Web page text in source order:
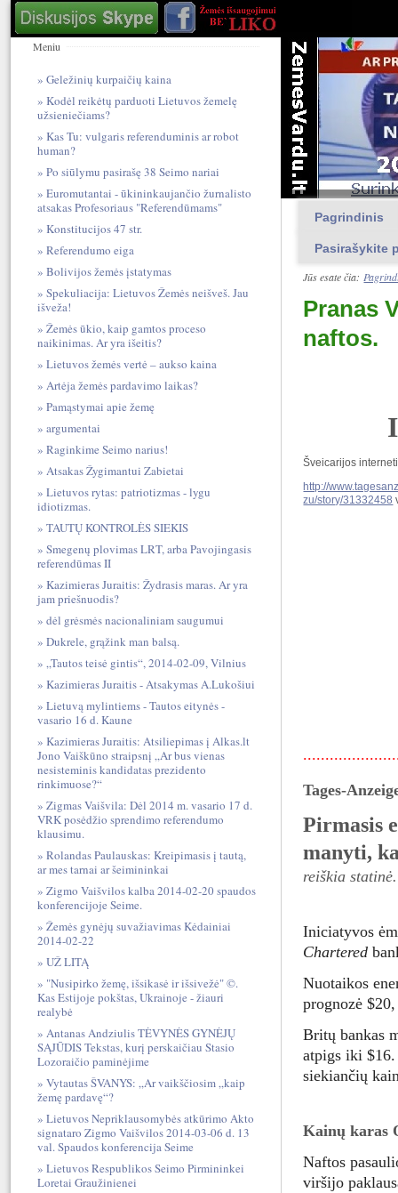
Pagrindinis
Pasirašykite
Jūs esate čia:
Pranas
naftos.
Šveicarijos
http://
zu/story/31332458
Tages-
Pirmasis
manyti,
reiškia
Iniciatyvos
Chartered
Nuotaikos
prognozė
Britų bankas
atpigs iki
siekiančių
Kainų karas
Naftos
viršijo
Meniu
Geležinių kurpaičių kaina
Kodėl reikėtų parduoti Lietuvos žemelę
užsieniečiams?
Kas Tu: vulgari​s referendum​inis ar robot
human?
Po siūlymu pasirašę 38 Seimo nariai
Euromutantai - ūkininkaujančio žurnalisto
atsakas Profesoriaus "Referendūmams"
Konstitucijos 47 str.
Referendumo eiga
Bolivijos žemės įstatymas
Spekuliacija: Lietuvos Žemės neišveš. Jau
išveža!
Žemės ūkio, kaip gamtos proceso
naikinimas. Ar yra išeitis?
Lietuvos žemės vertė – aukso kaina
Artėja žemės pardavimo laikas?
Pamąstymai apie žemę
argumentai
Raginkime Seimo narius!
Atsakas Žygimantui Zabietai
Lietuvos rytas: patriotizmas - lygu
idiotizmas.
TAUTŲ KONTROLĖS SIEKIS
Smegenų plovimas LRT, arba Pavojingasis
referendūmas II
Kazimieras Juraitis: Žydrasis maras. Ar yra
jam priešnuodis?
dėl grėsmės nacionaliniam saugumui
Dukrele, grąžink man balsą.
„Tautos teisė gintis“, 2014-02-09, Vilnius
Kazimieras Juraitis - Atsakymas A.Lukošiui
Lietuvą mylintiems - Tautos eitynės -
vasario 16 d. Kaune
Kazimieras Juraitis: Atsiliepimas į Alkas.lt
Jono Vaiškūno straipsnį „Ar bus vienas
nesisteminis kandidatas prezidento
rinkimuose?“
Zigmas Vaišvila: Dėl 2014 m. vasario 17 d.
VRK posėdžio sprendimo referendumo
klausimu.
Rolandas Paulauskas: Kreipimasis į tautą,
ar mes tarnai ar šeimininkai
Zigmo Vaišvilos kalba 2014-02-20 spaudos
konferencijoje Seime.
Žemės gynėjų suvažiavimas Kėdainiai
2014-02-22
UŽ LITĄ
"Nusipirko žemę, išsikasė ir išsivežė" ©.
Kas Estijoje pokštas, Ukrainoje - žiauri
realybė
Antanas Andziulis TĖVYNĖS GYNĖJŲ
SĄJŪDIS Tekstas, kurį perskaičiau Stasio
Lozoraičio paminėjime
Vytautas ŠVANYS: „Ar vaikščiosim „kaip
žemę pardavę“?
Lietuvos Nepriklausomybės atkūrimo Akto
signataro Zigmo Vaišvilos 2014-03-06 d. 13
val. Spaudos konferencija Seime
Lietuvos Respublikos Seimo Pirmininkei
Loretai Graužinienei